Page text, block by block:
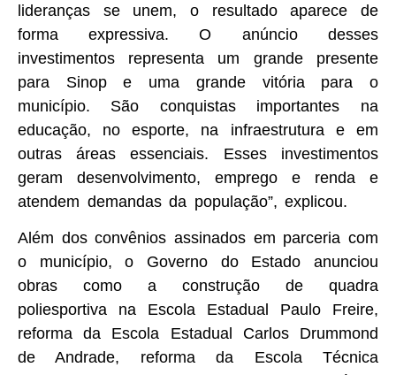
lideranças se unem, o resultado aparece de
forma expressiva. O anúncio desses
investimentos representa um grande presente
para Sinop e uma grande vitória para o
município. São conquistas importantes na
educação, no esporte, na infraestrutura e em
outras áreas essenciais. Esses investimentos
geram desenvolvimento, emprego e renda e
atendem demandas da população”, explicou.
Além dos convênios assinados em parceria com
o município, o Governo do Estado anunciou
obras como a construção de quadra
poliesportiva na Escola Estadual Paulo Freire,
reforma da Escola Estadual Carlos Drummond
de Andrade, reforma da Escola Técnica